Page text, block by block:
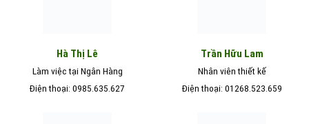
Hà Thị Lê
Làm việc tại Ngân Hàng
Điện thoại: 0985.635.627
Trần Hữu Lam
Nhân viên thiết kế
Điện thoại: 01268.523.659